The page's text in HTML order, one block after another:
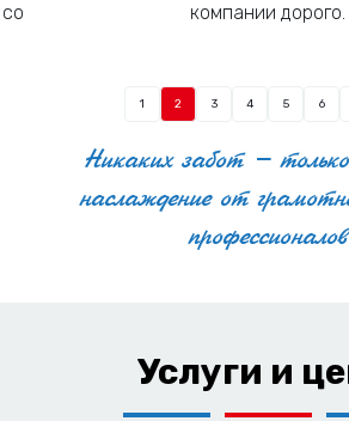
компании дорого.
1 2 3 4 5 6
Никаких забот –
наслаждение от
профессионалов
Услуги и